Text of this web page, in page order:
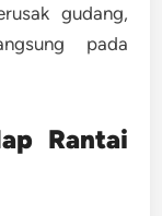
gudang,
pada
Rantai